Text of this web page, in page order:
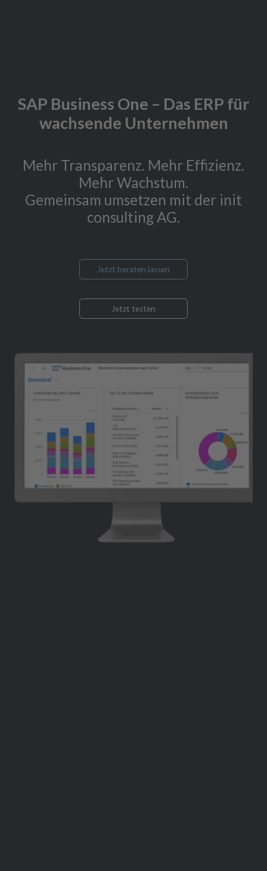
SAP Business One – Das ERP für
wachsende Unternehmen
Mehr Transparenz. Mehr Effizienz.
Mehr Wachstum.
Gemeinsam umsetzen mit der init
consulting AG.
Jetzt beraten lassen
Jetzt testen